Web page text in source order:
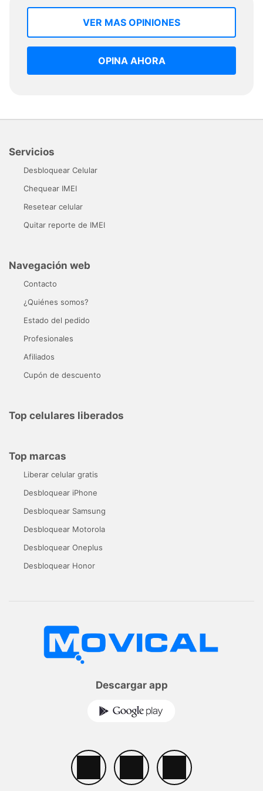
VER MAS OPINIONES
OPINA AHORA
Servicios
Desbloquear Celular
Chequear IMEI
Resetear celular
Quitar reporte de IMEI
Navegación web
Contacto
¿Quiénes somos?
Estado del pedido
Profesionales
Afiliados
Cupón de descuento
Top celulares liberados
Top marcas
Liberar celular gratis
Desbloquear iPhone
Desbloquear Samsung
Desbloquear Motorola
Desbloquear Oneplus
Desbloquear Honor
Descargar app